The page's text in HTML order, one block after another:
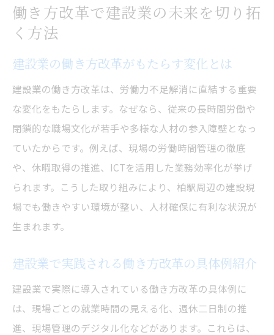
働き方改革で建設業の未来を切り拓
く方法
建設業の働き方改革がもたらす変化とは
建設業の働き方改革は、労働力不足解消に直結する重要
な変化をもたらします。なぜなら、従来の長時間労働や
閉鎖的な職場文化が若手や多様な人材の参入障壁となっ
ていたからです。例えば、現場の労働時間管理の徹底
や、休暇取得の推進、ICTを活用した業務効率化が挙げ
られます。こうした取り組みにより、柏駅周辺の建設現
場でも働きやすい環境が整い、人材確保に有利な状況が
生まれます。
建設業で実践される働き方改革の具体例紹介
建設業で実際に導入されている働き方改革の具体例に
は、現場ごとの就業時間の見える化、週休二日制の推
進、現場管理のデジタル化などがあります。これらは、